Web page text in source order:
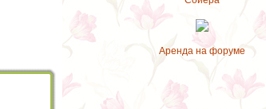
Аренда на форуме